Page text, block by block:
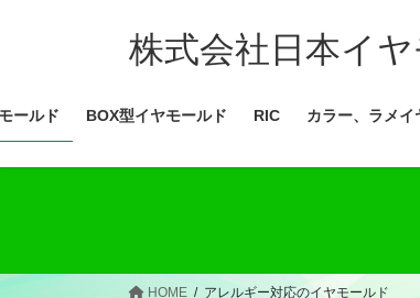
ツ
へ
ス
シ
ョ
ン
株式会社日本イ
ールド BOX型イヤモールド RIC カラー、ラメイ
HOME アレルギー対応のイヤモールド